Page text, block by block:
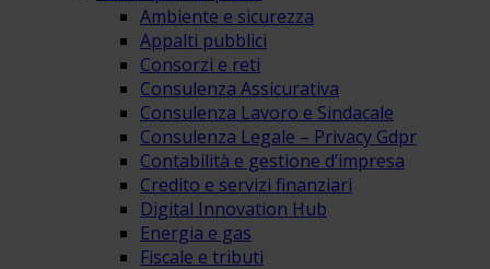
Ambiente e sicurezza
Appalti pubblici
Consorzi e reti
Consulenza Assicurativa
Consulenza Lavoro e Sindacale
Consulenza Legale – Privacy Gdpr
Contabilità e gestione d’impresa
Credito e servizi finanziari
Digital Innovation Hub
Energia e gas
Fiscale e tributi